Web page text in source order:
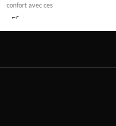
confort avec ces